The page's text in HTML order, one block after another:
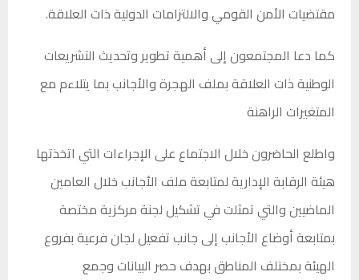
مقتضيات الأمن القومي والالتزامات الدولية ذات العلاقة.
كما دعا المجتمعون إلى أهمية تطوير وتحديث التشريعات
الوطنية ذات العلاقة بملف الهجرة والأجانب بما يتلاءم مع
المتغيرات الراهنة
واطلع الحاضرون خلال الاجتماع على الإجراءات التي اتخذتها
هيئة الرقابة الإدارية لمتابعة ملف الأجانب خلال العامين
الماضيين والتي تمثلت في تشكيل لجنة مركزية مختصة
بمتابعة أوضاع الأجانب إلى جانب تفعيل لجان فرعية بفروع
الهيئة بمختلف المناطق بهدف حصر البيانات وجمع